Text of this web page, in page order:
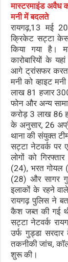
मास्टरमाइंड अवैध
मनी में बदलते
रायगढ़,13 मई
क्रिकेट सट्टा केस
किया गया है।
कारोबारियों के
आगे ट्रांसफर
मनी को व्हाइट
लाख 81 हजार
फोन और अन्य
करोड़ 3 लाख 86
के अनुसार, 26
थाना की संयुक्त
सट्टा नेटवर्क पर
लोगों को
(24), भरत गोयल
(28) और सागर
इलाकों के रहने
रायगढ़ पुलिस ने
कैश जब्त की गई
सट्टा नेटवर्क
उर्फ गुड्डा
तकनीकी जांच,
शुरू की।